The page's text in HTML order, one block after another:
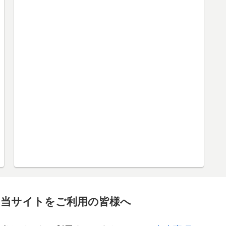
当サイトをご利用の皆様へ